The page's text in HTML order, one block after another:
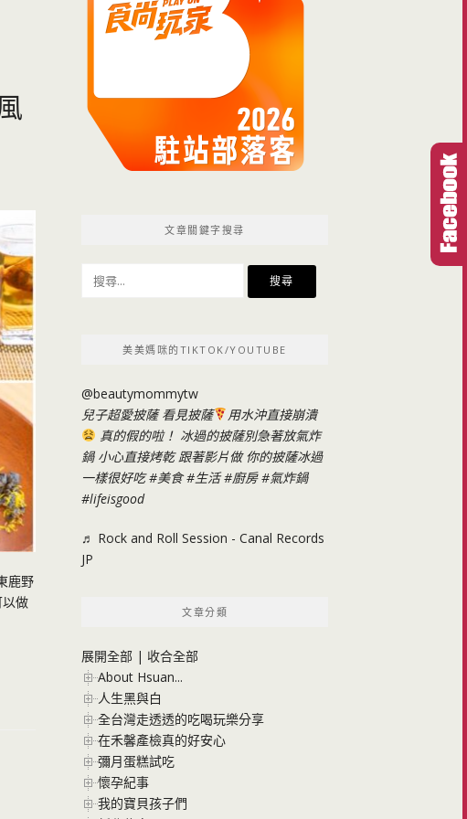
鹿野
做
文章關鍵字搜尋
尋
美美媽咪的TIKTOK/YOUTUBE
@beautymommytw
兒子超愛披薩 看見披薩
用水沖直接崩潰
真的假的啦！ 冰過的披薩別急著放氣炸
鍋 小心直接烤乾 跟著影片做 你的披薩冰過
一樣很好吃#美食 #生活 #廚房 #氣炸鍋
#lifeisgood
♬ Rock and Roll Session - Canal Records
JP
文章分類
展開全部 | 收合全部
About Hsuan...
人生黑與白
全台灣走透透的吃喝玩樂分享
在禾馨產檢真的好安心
彌月蛋糕試吃
懷孕紀事
我的寶貝孩子們